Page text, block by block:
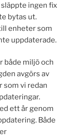
ingen fix
bytas ut.
enheter som
uppdaterade.
både miljö och
avgörs av
som vi redan
ett år genom
Både